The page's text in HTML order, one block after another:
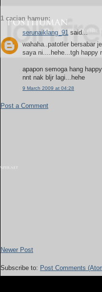
1 cacian hamun:
serunaiklang_91 said...
wahaha..patotler bersabar
saya ni....hehe...tgh happy
apapon semoga hang happy
nnt nak bljr lagi...hehe
9 March 2009 at 04:28
Post a Comment
Newer Post
Subscribe to: Post Comments